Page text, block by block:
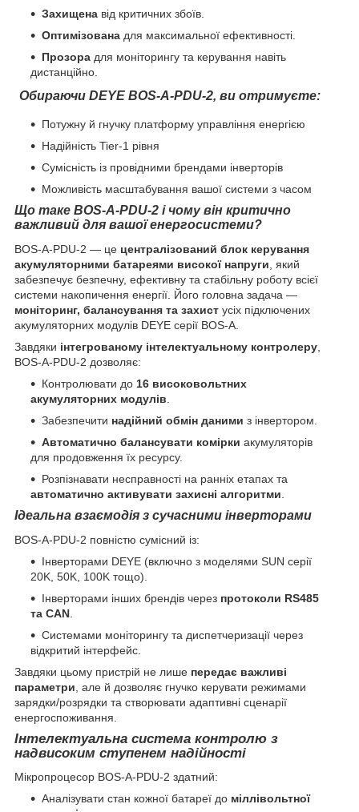
Захищена від критичних збоїв.
Оптимізована для максимальної ефективності.
Прозора для моніторингу та керування навіть
дистанційно.
Обираючи DEYE BOS-A-PDU-2, ви отримуєте:
Потужну й гнучку платформу управління енергією
Надійність Tier-1 рівня
Сумісність із провідними брендами інверторів
Можливість масштабування вашої системи з часом
Що таке BOS-A-PDU-2 і чому він критично
важливий для вашої енергосистеми?
BOS-A-PDU-2 — це централізований блок керування
акумуляторними батареями високої напруги , який
забезпечує безпечну, ефективну та стабільну роботу всієї
системи накопичення енергії. Його головна задача —
моніторинг, балансування та захист усіх підключених
акумуляторних модулів DEYE серії BOS-A.
Завдяки інтегрованому інтелектуальному контролеру
BOS-A-PDU-2 дозволяє:
Контролювати до 16 високовольтних
акумуляторних модулів
Забезпечити надійний обмін даними з інвертором.
Автоматично балансувати комірки акумуляторів
для продовження їх ресурсу.
Розпізнавати несправності на ранніх етапах та
автоматично активувати захисні алгоритми
Ідеальна взаємодія з сучасними інверторами
BOS-A-PDU-2 повністю сумісний із:
Інверторами DEYE (включно з моделями SUN серії
20K, 50K, 100K тощо).
Інверторами інших брендів через протоколи RS485
та CAN
Системами моніторингу та диспетчеризації через
відкритий інтерфейс.
Завдяки цьому пристрій не лише передає важливі
параметри , але й дозволяє гнучко керувати режимами
зарядки/розрядки та створювати адаптивні сценарії
енергоспоживання.
Інтелектуальна система контролю з
надвисоким ступенем надійності
Мікропроцесор BOS-A-PDU-2 здатний:
Аналізувати стан кожної батареї до міллівольтної